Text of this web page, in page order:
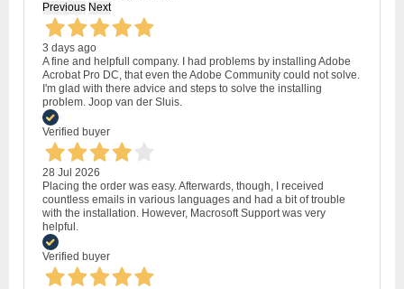
Previous Next
3 days ago
A fine and helpfull company. I had problems by installing Adobe
Acrobat Pro DC, that even the Adobe Community could not solve.
I'm glad with there advice and steps to solve the installing
problem. Joop van der Sluis.
Verified buyer
28 Jul 2026
Placing the order was easy. Afterwards, though, I received
countless emails in various languages and had a bit of trouble
with the installation. However, Macrosoft Support was very
helpful.
Verified buyer